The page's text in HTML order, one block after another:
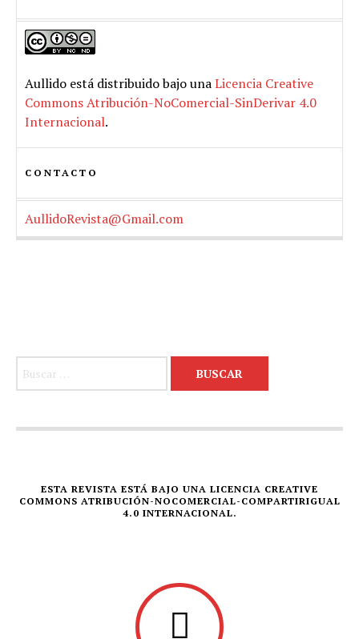
Aullido está distribuido bajo unaLicencia Creative
Commons Atribución-NoComercial-SinDerivar 4.0
Internacional.
CONTACTO
AullidoRevista@Gmail.com
ESTA REVISTA ESTÁ BAJO UNA LICENCIA CREATIVE
COMMONS ATRIBUCIÓN-NOCOMERCIAL-COMPARTIRIGUAL
4.0 INTERNACIONAL.